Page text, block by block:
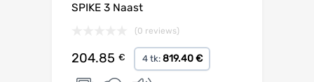
SPIKE 3 Naast
(0 reviews)
204.85 € 4 tk: 819.40 €